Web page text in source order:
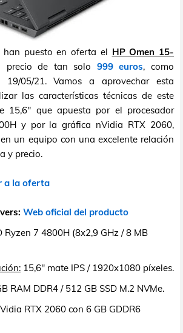
han puesto en oferta el HP Omen 15-
precio de tan solo 999 euros, como
05/21. Vamos a aprovechar esta
las características técnicas de este
15,6" que apuesta por el procesador
y por la gráfica nVidia RTX 2060,
un equipo con una excelente relación
y precio.
a la oferta
Web oficial del producto
Ryzen 7 4800H (8x2,9 GHz / 8 MB
15,6" mate IPS / 1920x1080 píxeles.
RAM DDR4 / 512 GB SSD M.2 NVMe.
RTX 2060 con 6 GB GDDR6